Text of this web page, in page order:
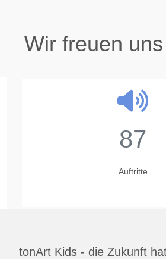
Wir freuen
87
Auftritte
tonArt Kids - die Zukunft